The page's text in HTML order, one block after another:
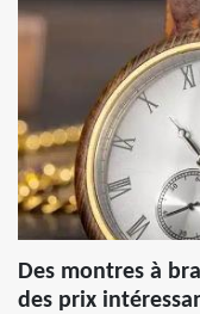
Des montres à
des prix